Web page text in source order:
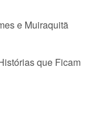
e Muiraquitã
que Ficam